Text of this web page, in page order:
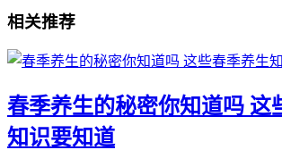
相关推荐
春季养生的秘密你知道吗 这
知识要知道